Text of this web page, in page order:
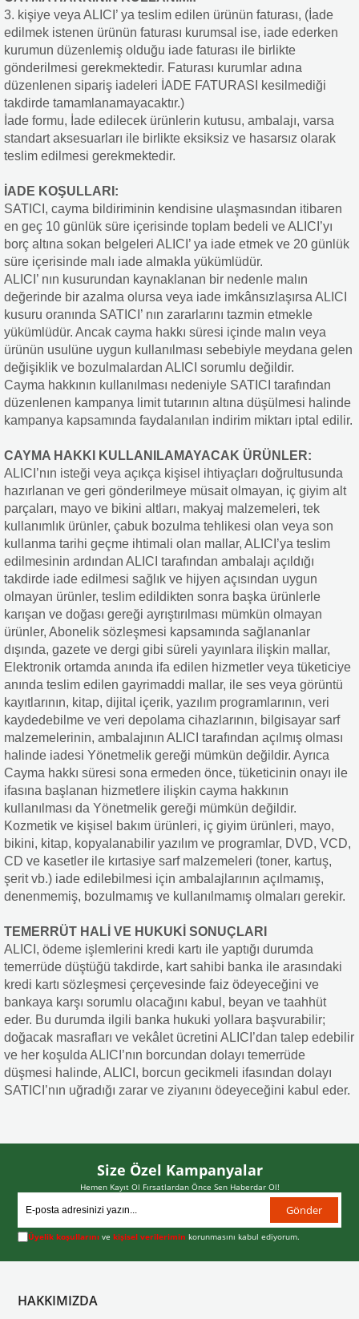
3. kişiye veya ALICI’ ya teslim edilen ürünün faturası, (İade
edilmek istenen ürünün faturası kurumsal ise, iade ederken
kurumun düzenlemiş olduğu iade faturası ile birlikte
gönderilmesi gerekmektedir. Faturası kurumlar adına
düzenlenen sipariş iadeleri İADE FATURASI kesilmediği
takdirde tamamlanamayacaktır.)
İade formu, İade edilecek ürünlerin kutusu, ambalajı, varsa
standart aksesuarları ile birlikte eksiksiz ve hasarsız olarak
teslim edilmesi gerekmektedir.
İADE KOŞULLARI:
SATICI, cayma bildiriminin kendisine ulaşmasından itibaren
en geç 10 günlük süre içerisinde toplam bedeli ve ALICI’yı
borç altına sokan belgeleri ALICI’ ya iade etmek ve 20 günlük
süre içerisinde malı iade almakla yükümlüdür.
ALICI’ nın kusurundan kaynaklanan bir nedenle malın
değerinde bir azalma olursa veya iade imkânsızlaşırsa ALICI
kusuru oranında SATICI’ nın zararlarını tazmin etmekle
yükümlüdür. Ancak cayma hakkı süresi içinde malın veya
ürünün usulüne uygun kullanılması sebebiyle meydana gelen
değişiklik ve bozulmalardan ALICI sorumlu değildir.
Cayma hakkının kullanılması nedeniyle SATICI tarafından
düzenlenen kampanya limit tutarının altına düşülmesi halinde
kampanya kapsamında faydalanılan indirim miktarı iptal edilir.
CAYMA HAKKI KULLANILAMAYACAK ÜRÜNLER:
ALICI’nın isteği veya açıkça kişisel ihtiyaçları doğrultusunda
hazırlanan ve geri gönderilmeye müsait olmayan, iç giyim alt
parçaları, mayo ve bikini altları, makyaj malzemeleri, tek
kullanımlık ürünler, çabuk bozulma tehlikesi olan veya son
kullanma tarihi geçme ihtimali olan mallar, ALICI’ya teslim
edilmesinin ardından ALICI tarafından ambalajı açıldığı
takdirde iade edilmesi sağlık ve hijyen açısından uygun
olmayan ürünler, teslim edildikten sonra başka ürünlerle
karışan ve doğası gereği ayrıştırılması mümkün olmayan
ürünler, Abonelik sözleşmesi kapsamında sağlananlar
dışında, gazete ve dergi gibi süreli yayınlara ilişkin mallar,
Elektronik ortamda anında ifa edilen hizmetler veya tüketiciye
anında teslim edilen gayrimaddi mallar, ile ses veya görüntü
kayıtlarının, kitap, dijital içerik, yazılım programlarının, veri
kaydedebilme ve veri depolama cihazlarının, bilgisayar sarf
malzemelerinin, ambalajının ALICI tarafından açılmış olması
halinde iadesi Yönetmelik gereği mümkün değildir. Ayrıca
Cayma hakkı süresi sona ermeden önce, tüketicinin onayı ile
ifasına başlanan hizmetlere ilişkin cayma hakkının
kullanılması da Yönetmelik gereği mümkün değildir.
Kozmetik ve kişisel bakım ürünleri, iç giyim ürünleri, mayo,
bikini, kitap, kopyalanabilir yazılım ve programlar, DVD, VCD,
CD ve kasetler ile kırtasiye sarf malzemeleri (toner, kartuş,
şerit vb.) iade edilebilmesi için ambalajlarının açılmamış,
denenmemiş, bozulmamış ve kullanılmamış olmaları gerekir.
TEMERRÜT HALİ VE HUKUKİ SONUÇLARI
ALICI, ödeme işlemlerini kredi kartı ile yaptığı durumda
temerrüde düştüğü takdirde, kart sahibi banka ile arasındaki
kredi kartı sözleşmesi çerçevesinde faiz ödeyeceğini ve
bankaya karşı sorumlu olacağını kabul, beyan ve taahhüt
eder. Bu durumda ilgili banka hukuki yollara başvurabilir;
doğacak masrafları ve vekâlet ücretini ALICI’dan talep edebilir
ve her koşulda ALICI’nın borcundan dolayı temerrüde
düşmesi halinde, ALICI, borcun gecikmeli ifasından dolayı
SATICI’nın uğradığı zarar ve ziyanını ödeyeceğini kabul eder.
Size Özel Kampanyalar
Hemen Kayıt Ol Fırsatlardan Önce Sen Haberdar Ol!
Gönder
Üyelik koşullarını vekişisel verilerimin korunmasını kabul ediyorum.
HAKKIMIZDA